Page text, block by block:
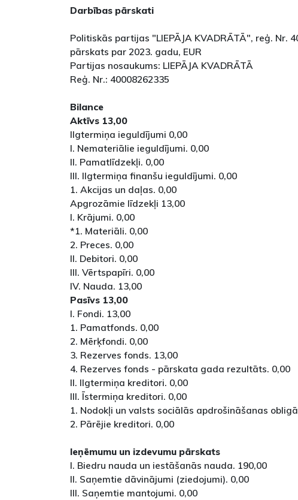
Darbības pārskati
Politiskās partijas "LIEPĀJA KVADRĀTĀ", reģ. Nr.
pārskats par 2023. gadu, EUR
Partijas nosaukums: LIEPĀJA KVADRĀTĀ
Reģ. Nr.: 40008262335
Bilance
Aktīvs 13,00
Ilgtermiņa ieguldījumi 0,00
I. Nemateriālie ieguldījumi. 0,00
II. Pamatlīdzekļi. 0,00
III. Ilgtermiņa finanšu ieguldījumi. 0,00
1. Akcijas un daļas. 0,00
Apgrozāmie līdzekļi 13,00
I. Krājumi. 0,00
*1. Materiāli. 0,00
2. Preces. 0,00
II. Debitori. 0,00
III. Vērtspapīri. 0,00
IV. Nauda. 13,00
Pasīvs 13,00
I. Fondi. 13,00
1. Pamatfonds. 0,00
2. Mērķfondi. 0,00
3. Rezerves fonds. 13,00
4. Rezerves fonds - pārskata gada rezultāts. 0,00
II. Ilgtermiņa kreditori. 0,00
III. Īstermiņa kreditori. 0,00
1. Nodokļi un valsts sociālās apdrošināšanas
2. Pārējie kreditori. 0,00
Ieņēmumu un izdevumu pārskats
I. Biedru nauda un iestāšanās nauda. 190,00
II. Saņemtie dāvinājumi (ziedojumi). 0,00
III. Saņemtie mantojumi. 0,00